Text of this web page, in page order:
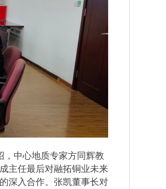
，中心地质专家方同辉教
主任最后对融拓铜业未来
深入合作。张凯董事长对